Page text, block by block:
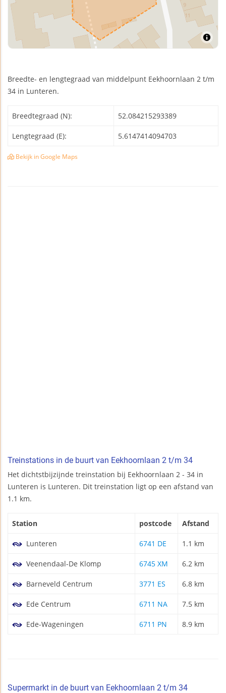
Breedte- en lengtegraad van middelpunt Eekhoornlaan 2 t/m
34 in Lunteren.
Breedtegraad (N): 52.084215293389
Lengtegraad (E): 5.6147414094703
Bekijk in Google Maps
Treinstations in de buurt van Eekhoornlaan 2 t/m 34
Het dichtstbijzijnde treinstation bij Eekhoornlaan 2 - 34 in
Lunteren is Lunteren. Dit treinstation ligt op een afstand van
1.1 km.
Station postcode Afstand
Lunteren 6741 DE 1.1 km
Veenendaal-De Klomp 6745 XM 6.2 km
Barneveld Centrum 3771 ES 6.8 km
Ede Centrum 6711 NA 7.5 km
Ede-Wageningen 6711 PN 8.9 km
Supermarkt in de buurt van Eekhoornlaan 2 t/m 34